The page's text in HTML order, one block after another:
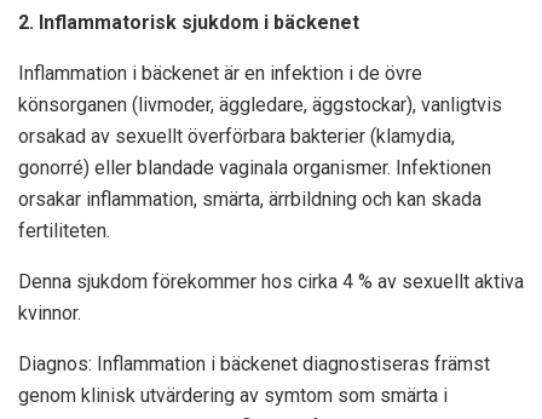
2. Inflammatorisk sjukdom i bäckenet
Inflammation i bäckenet är en infektion i de övre
könsorganen (livmoder, äggledare, äggstockar), vanligtvis
orsakad av sexuellt överförbara bakterier (klamydia,
gonorré) eller blandade vaginala organismer. Infektionen
orsakar inflammation, smärta, ärrbildning och kan skada
fertiliteten.
Denna sjukdom förekommer hos cirka 4 % av sexuellt aktiva
kvinnor.
Diagnos: Inflammation i bäckenet diagnostiseras främst
genom klinisk utvärdering av symtom som smärta i